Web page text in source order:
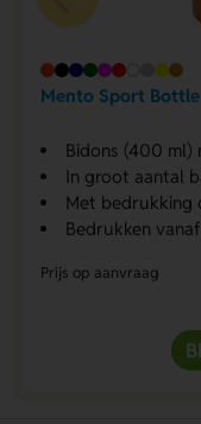
Mento Sport Bottle
Bidons (400 ml)
In groot aantal
Met bedrukking
Bedrukken
Prijs op aanvraag